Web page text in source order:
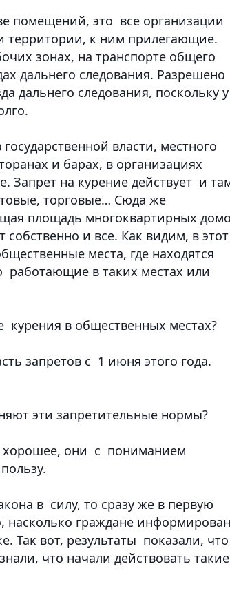
помещений, это все организации
территории, к ним прилегающие.
зонах, на транспорте общего
дальнего следования. Разрешено
дальнего следования, поскольку у
власти, местного
и барах, в организациях
Запрет на курение действует и
торговые… Сюда же
площадь многоквартирных
и все. Как видим, в этот
места, где находятся
работающие в таких местах или
курения в общественных местах?
запретов с 1 июня этого года.
эти запретительные нормы?
хорошее, они с пониманием
в силу, то сразу же в первую
насколько граждане
Так вот, результаты показали, что
что начали действовать такие